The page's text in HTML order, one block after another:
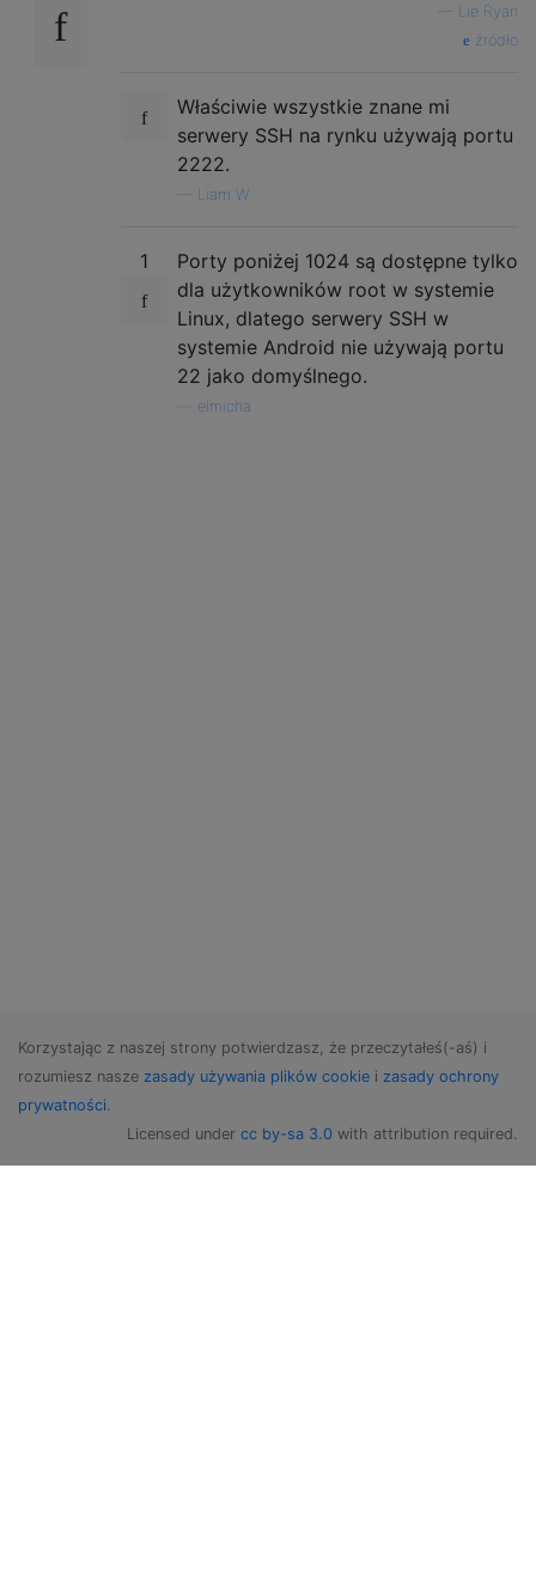
Lie Ryan
źródło
Właściwie wszystkie znane mi
serwery SSH na rynku używają portu
2222.
Liam W
1
Porty poniżej 1024 są dostępne tylko
dla użytkowników root w systemie
Linux, dlatego serwery SSH w
systemie Android nie używają portu
22 jako domyślnego.
elmicha
Korzystając z naszej strony potwierdzasz, że przeczytałeś(-aś) i
rozumiesz nasze zasady używania plików cookie i zasady ochrony
prywatności.
Licensed under cc by-sa 3.0 with attribution required.